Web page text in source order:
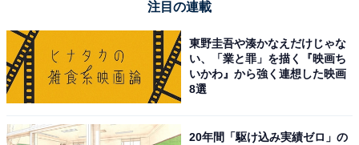
注目の連載
東野圭吾や湊かなえだけじゃな
い、「業と罪」を描く『映画ち
いかわ』から強く連想した映画
8選
20年間「駆け込み実績ゼロ」の